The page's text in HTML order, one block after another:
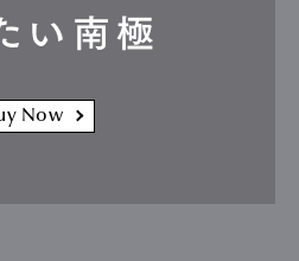
い南極
Now